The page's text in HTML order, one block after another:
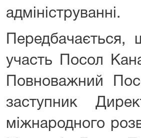
адмініструванні.
Передбачається,
участь Посол
Повноважний
заступник
міжнародного